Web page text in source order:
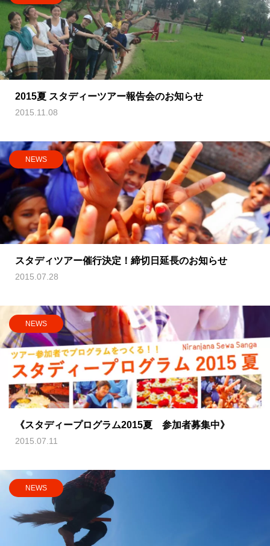
2015夏 スタディーツアー報告会のお知らせ
2015.11.08
NEWS
スタディツアー催行決定！締切日延長のお知らせ
2015.07.28
NEWS
《スタディープログラム2015夏 参加者募集中》
2015.07.11
NEWS